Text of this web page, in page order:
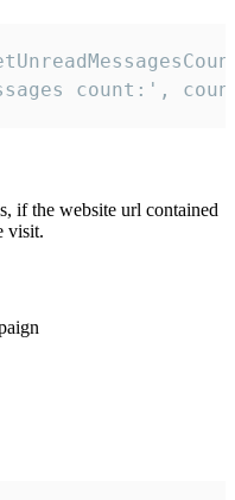
count:',
if the website url contained
visit.